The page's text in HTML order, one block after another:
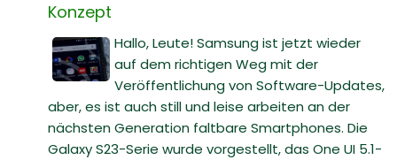
Konzept
Hallo, Leute! Samsung ist jetzt wieder
auf dem richtigen Weg mit der
Veröffentlichung von Software-Updates,
aber, es ist auch still und leise arbeiten an der
nächsten Generation faltbare Smartphones. Die
Galaxy S23-Serie wurde vorgestellt, das One UI 5.1-